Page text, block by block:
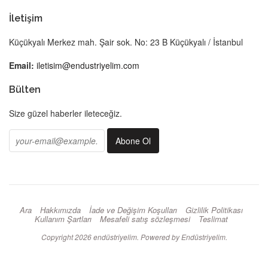
İletişim
Küçükyalı Merkez mah. Şair sok. No: 23 B Küçükyalı / İstanbul
Email: iletisim@endustriyelim.com
Bülten
Size güzel haberler ileteceğiz.
Ara Hakkımızda İade ve Değişim Koşulları Gizlilik Politikası
Kullanım Şartları Mesafeli satış sözleşmesi Teslimat
Copyright 2026endüstriyelim. Powered by Endüstriyelim.